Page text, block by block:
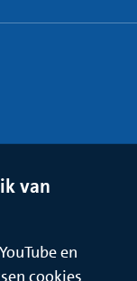
van
en
cookies